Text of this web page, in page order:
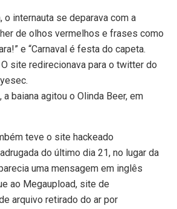
o internauta se deparava com a
de olhos vermelhos e frases como
e “Carnaval é festa do capeta.
O site redirecionava para o twitter do
baiana agitou o Olinda Beer, em
teve o site hackeado
do último dia 21, no lugar da
uma mensagem em inglês
ao Megaupload, site de
arquivo retirado do ar por